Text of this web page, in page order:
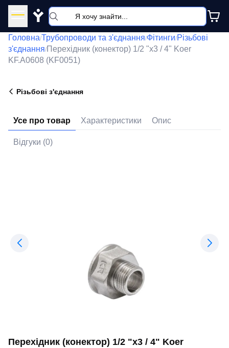
Y
Головна/Трубопроводи та з'єднання/Фітинги/Різьбові
з'єднання/Перехідник (конектор) 1/2 "х3 / 4" Koer
KF.A0608 (KF0051)
Різьбові з'єднання
Усе про товар Характеристики Опис
Відгуки (0)
Перехідник (конектор) 1/2 "х3 / 4" Koer